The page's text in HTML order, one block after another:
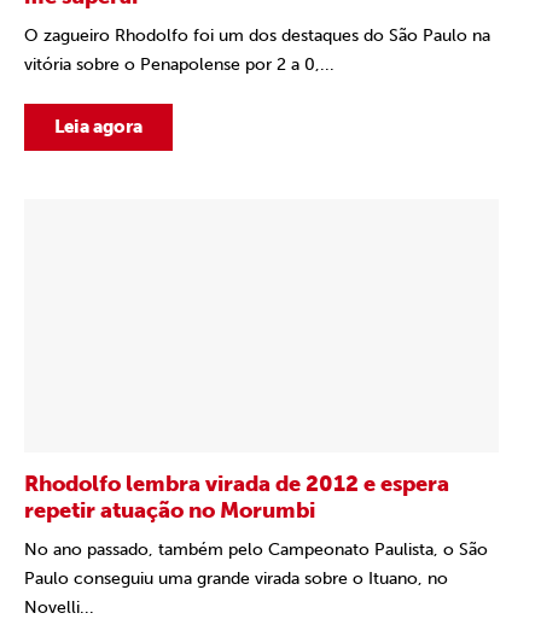
O zagueiro Rhodolfo foi um dos destaques do São Paulo na
vitória sobre o Penapolense por 2 a 0,...
Leia agora
Rhodolfo lembra virada de 2012 e espera
repetir atuação no Morumbi
No ano passado, também pelo Campeonato Paulista, o São
Paulo conseguiu uma grande virada sobre o Ituano, no
Novelli...